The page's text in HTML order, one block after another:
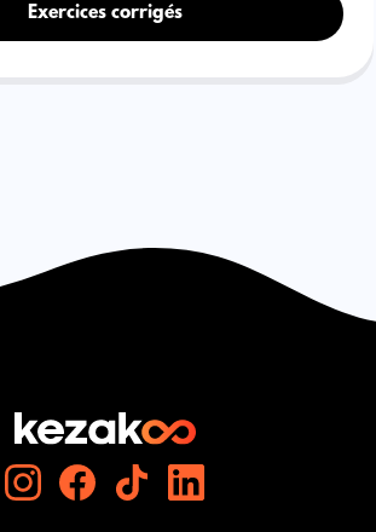
Exercices corrigés